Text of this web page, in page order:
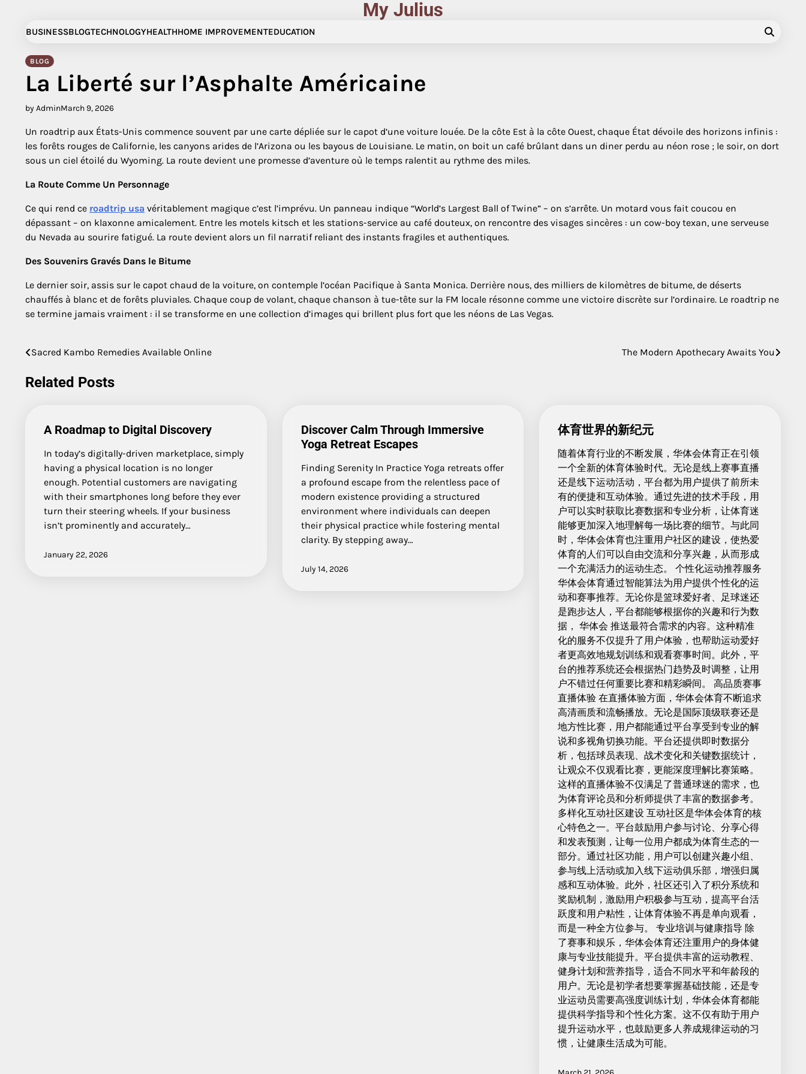
content
My Julius
BUSINESSBLOGTECHNOLOGYHEALTHHOME IMPROVEMENTEDUCATION
BLOG
La Liberté sur l’Asphalte Américaine
by AdminMarch 9, 2026
Un roadtrip aux États-Unis commence souvent par une carte dépliée sur le capot d’une voiture louée. De la côte Est à la côte Ouest, chaque État dévoile des horizons infinis :
les forêts rouges de Californie, les canyons arides de l’Arizona ou les bayous de Louisiane. Le matin, on boit un café brûlant dans un diner perdu au néon rose ; le soir, on dort
sous un ciel étoilé du Wyoming. La route devient une promesse d’aventure où le temps ralentit au rythme des miles.
La Route Comme Un Personnage
Ce qui rend ce roadtrip usa véritablement magique c’est l’imprévu. Un panneau indique “World’s Largest Ball of Twine” – on s’arrête. Un motard vous fait coucou en
dépassant – on klaxonne amicalement. Entre les motels kitsch et les stations-service au café douteux, on rencontre des visages sincères : un cow-boy texan, une serveuse
du Nevada au sourire fatigué. La route devient alors un fil narratif reliant des instants fragiles et authentiques.
Des Souvenirs Gravés Dans le Bitume
Le dernier soir, assis sur le capot chaud de la voiture, on contemple l’océan Pacifique à Santa Monica. Derrière nous, des milliers de kilomètres de bitume, de déserts
chauffés à blanc et de forêts pluviales. Chaque coup de volant, chaque chanson à tue-tête sur la FM locale résonne comme une victoire discrète sur l’ordinaire. Le roadtrip ne
se termine jamais vraiment : il se transforme en une collection d’images qui brillent plus fort que les néons de Las Vegas.
Post
navigation
Sacred Kambo Remedies Available Online The Modern Apothecary Awaits You
Related Posts
A Roadmap to Digital Discovery
In today’s digitally-driven marketplace, simply
having a physical location is no longer
enough. Potential customers are navigating
with their smartphones long before they ever
turn their steering wheels. If your business
isn’t prominently and accurately…
January 22, 2026
Discover Calm Through Immersive
Yoga Retreat Escapes
Finding Serenity In Practice Yoga retreats offer
a profound escape from the relentless pace of
modern existence providing a structured
environment where individuals can deepen
their physical practice while fostering mental
clarity. By stepping away…
July 14, 2026
体育世界的新纪元
随着体育行业的不断发展，华体会体育正在引领
一个全新的体育体验时代。无论是线上赛事直播
还是线下运动活动，平台都为用户提供了前所未
有的便捷和互动体验。通过先进的技术手段，用
户可以实时获取比赛数据和专业分析，让体育迷
能够更加深入地理解每一场比赛的细节。与此同
时，华体会体育也注重用户社区的建设，使热爱
体育的人们可以自由交流和分享兴趣，从而形成
一个充满活力的运动生态。 个性化运动推荐服务
华体会体育通过智能算法为用户提供个性化的运
动和赛事推荐。无论你是篮球爱好者、足球迷还
是跑步达人，平台都能够根据你的兴趣和行为数
据， 华体会 推送最符合需求的内容。这种精准
化的服务不仅提升了用户体验，也帮助运动爱好
者更高效地规划训练和观看赛事时间。此外，平
台的推荐系统还会根据热门趋势及时调整，让用
户不错过任何重要比赛和精彩瞬间。 高品质赛事
直播体验 在直播体验方面，华体会体育不断追求
高清画质和流畅播放。无论是国际顶级联赛还是
地方性比赛，用户都能通过平台享受到专业的解
说和多视角切换功能。平台还提供即时数据分
析，包括球员表现、战术变化和关键数据统计，
让观众不仅观看比赛，更能深度理解比赛策略。
这样的直播体验不仅满足了普通球迷的需求，也
为体育评论员和分析师提供了丰富的数据参考。
多样化互动社区建设 互动社区是华体会体育的核
心特色之一。平台鼓励用户参与讨论、分享心得
和发表预测，让每一位用户都成为体育生态的一
部分。通过社区功能，用户可以创建兴趣小组、
参与线上活动或加入线下运动俱乐部，增强归属
感和互动体验。此外，社区还引入了积分系统和
奖励机制，激励用户积极参与互动，提高平台活
跃度和用户粘性，让体育体验不再是单向观看，
而是一种全方位参与。 专业培训与健康指导 除
了赛事和娱乐，华体会体育还注重用户的身体健
康与专业技能提升。平台提供丰富的运动教程、
健身计划和营养指导，适合不同水平和年龄段的
用户。无论是初学者想要掌握基础技能，还是专
业运动员需要高强度训练计划，华体会体育都能
提供科学指导和个性化方案。这不仅有助于用户
提升运动水平，也鼓励更多人养成规律运动的习
惯，让健康生活成为可能。